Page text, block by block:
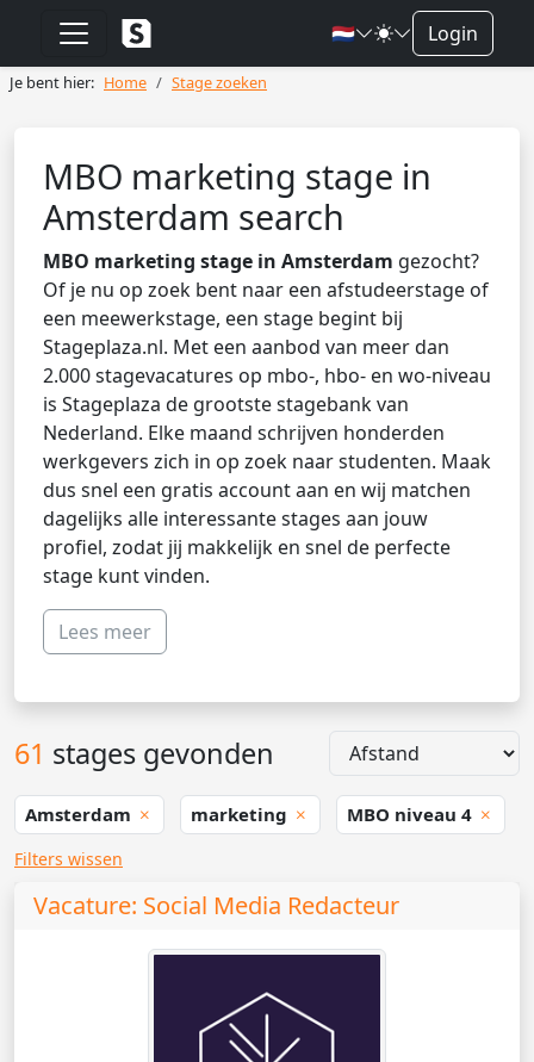
🇳🇱 Login
Je bent hier: Home Stage zoeken
MBO marketing stage in
Amsterdam search
MBO marketing stage in Amsterdam gezocht?
Of je nu op zoek bent naar een afstudeerstage of
een meewerkstage, een stage begint bij
Stageplaza.nl. Met een aanbod van meer dan
2.000 stagevacatures op mbo-, hbo- en wo-niveau
is Stageplaza de grootste stagebank van
Nederland. Elke maand schrijven honderden
werkgevers zich in op zoek naar studenten. Maak
dus snel een gratis account aan en wij matchen
dagelijks alle interessante stages aan jouw
profiel, zodat jij makkelijk en snel de perfecte
stage kunt vinden.
Lees meer
61 stages gevonden
Amsterdam marketing MBO niveau 4
Filters wissen
Vacature: Social Media Redacteur